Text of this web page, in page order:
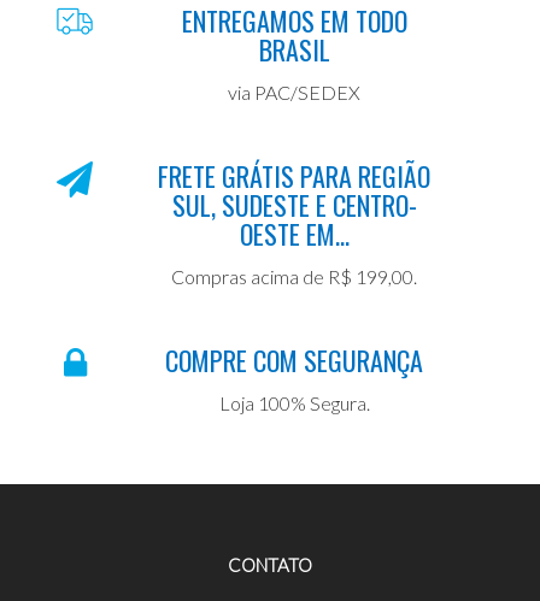
ENTREGAMOS EM TODO
BRASIL
via PAC/SEDEX
FRETE GRÁTIS PARA REGIÃO
SUL, SUDESTE E CENTRO-
OESTE EM...
Compras acima de R$ 199,00.
COMPRE COM SEGURANÇA
Loja 100% Segura.
CONTATO